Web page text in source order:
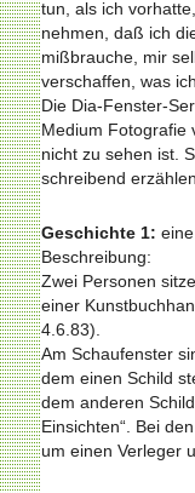
tun, als ich
nehmen, daß ich
mißbrauche, mir
verschaffen, was
Die Dia-Fenster-
Medium Fotografie
nicht zu sehen ist.
schreibend
Geschichte 1:
Beschreibung:
Zwei Personen
einer
4.6.83).
Am Schaufenster
dem einen Schild
dem anderen
Einsichten“. Bei
um einen Verleger